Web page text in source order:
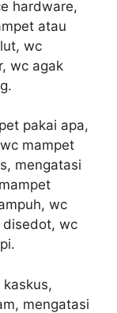
hardware,
atau
wc
wc agak
pakai apa,
mampet
mengatasi
wc
disedot, wc
mengatasi